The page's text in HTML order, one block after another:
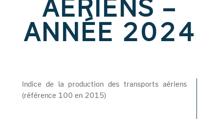
AÉRIENS –
ANNÉE 2024
Indice de la production des transports aériens
(référence 100 en 2015)